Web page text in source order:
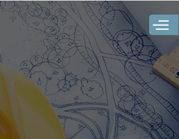
Παράκαμψη
προς το
περιεχόμενο